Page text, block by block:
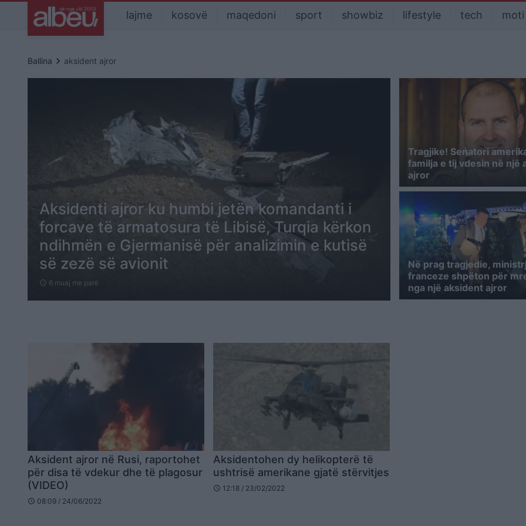
lajme kosovë maqedoni sport showbiz lifestyle tech moti
Ballina keyboard_arrow_right aksident ajror
Aksidenti ajror ku humbi jetën komandanti i
forcave të armatosura të Libisë, Turqia kërkon
ndihmën e Gjermanisë për analizimin e kutisë
së zezë së avionit
schedule 6 muaj me parë
Tragjike! Senatori
familja e tij vdesin në një
ajror
Në prag tragjedie,
franceze shpëton për
nga një aksident ajror
Aksident ajror në Rusi, raportohet
për disa të vdekur dhe të plagosur
(VIDEO)
schedule 08:09 / 24/06/2022
Aksidentohen dy helikopterë të
ushtrisë amerikane gjatë stërvitjes
schedule 12:18 / 23/02/2022